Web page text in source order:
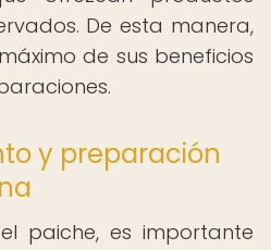
De esta manera,
de sus beneficios
y preparación
paiche, es importante